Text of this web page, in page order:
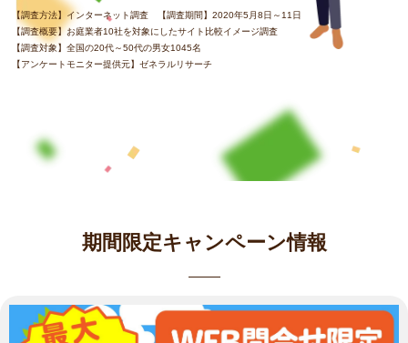
【調査方法】インターネット調査 【調査期間】2020年5月8日～11日
【調査概要】お庭業者10社を対象にしたサイト比較イメージ調査
【調査対象】全国の20代～50代の男女1045名
【アンケートモニター提供元】ゼネラルリサーチ
期間限定キャンペーン情報